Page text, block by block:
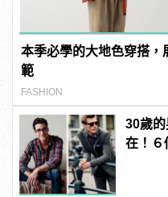
本季必學的大地色穿搭，
範
FASHION
30歲
在！６